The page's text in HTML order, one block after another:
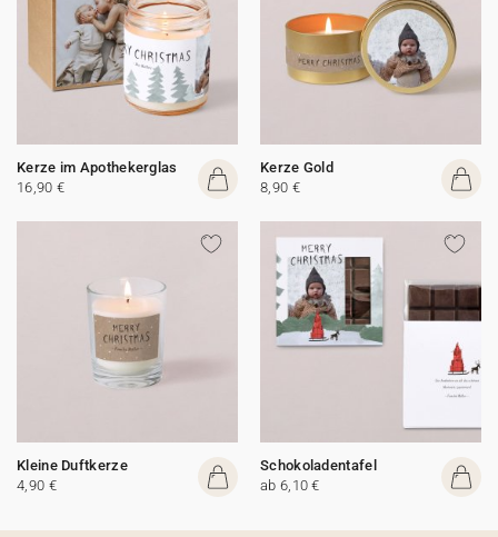
Kerze im Apothekerglas
16,90 €
Kerze Gold
8,90 €
Kleine Duftkerze
4,90 €
Schokoladentafel
ab 6,10 €